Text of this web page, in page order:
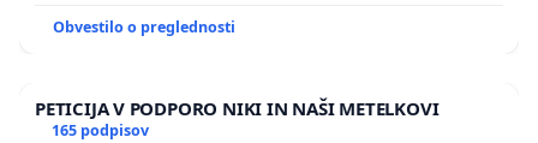
Obvestilo o preglednosti
PETICIJA V PODPORO NIKI IN NAŠI METELKOVI
165 podpisov